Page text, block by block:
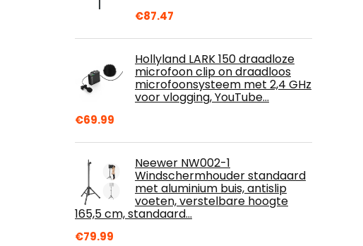
€87.47
Hollyland LARK 150 draadloze
microfoon clip on draadloos
microfoonsysteem met 2,4 GHz
voor vlogging, YouTube…
€69.99
Neewer NW002-1
Windschermhouder standaard
met aluminium buis, antislip
voeten, verstelbare hoogte
165,5 cm, standaard…
€79.99